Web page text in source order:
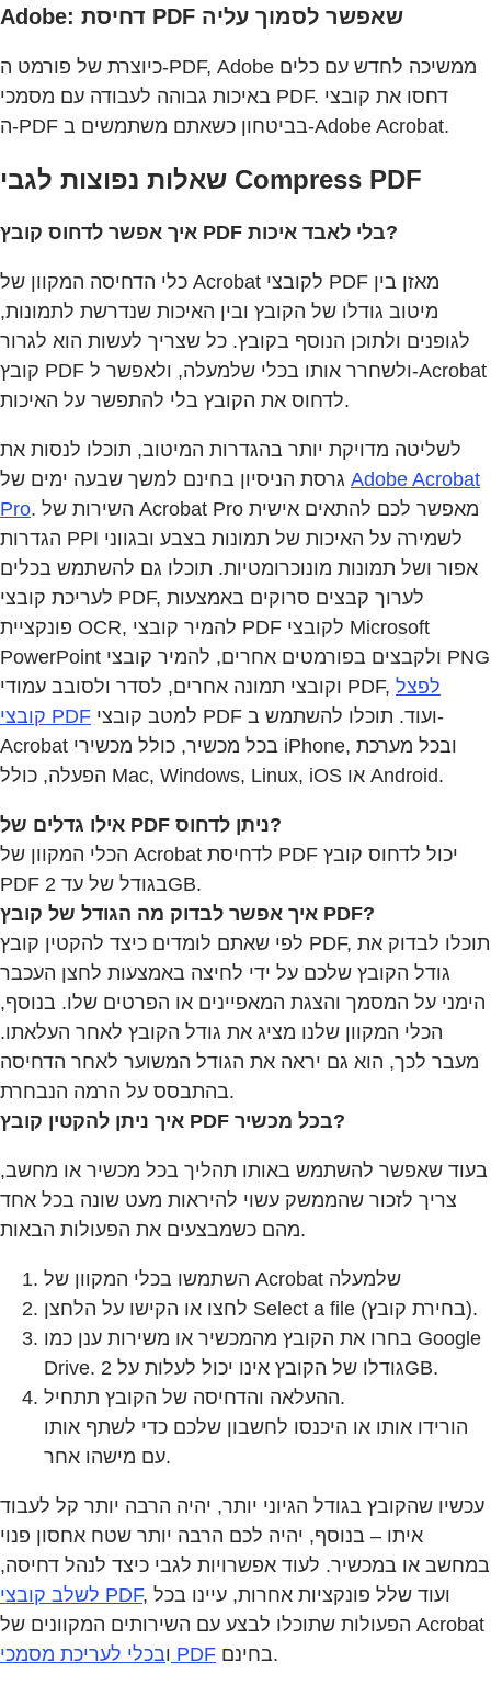
Adobe: דחיסת PDF שאפשר לסמוך עליה
כיוצרת של פורמט ה‑PDF, ‏Adobe ממשיכה לחדש עם כלים
באיכות גבוהה לעבודה עם מסמכי PDF. דחסו את קובצי
ה‑PDF בביטחון כשאתם משתמשים ב‑Adobe Acrobat.
שאלות נפוצות לגבי Compress PDF
איך אפשר לדחוס קובץ PDF בלי לאבד איכות?
כלי הדחיסה המקוון של Acrobat לקובצי PDF מאזן בין
מיטוב גודלו של הקובץ ובין האיכות שנדרשת לתמונות,
לגופנים ולתוכן הנוסף בקובץ. כל שצריך לעשות הוא לגרור
קובץ PDF ולשחרר אותו בכלי שלמעלה, ולאפשר ל-Acrobat
לדחוס את הקובץ בלי להתפשר על האיכות.
לשליטה מדויקת יותר בהגדרות המיטוב, תוכלו לנסות את
Adobe Acrobat
Pro. השירות של Acrobat Pro מאפשר לכם להתאים אישית
הגדרות PPI לשמירה על האיכות של תמונות בצבע ובגווני
אפור ושל תמונות מונוכרומטיות. תוכלו גם להשתמש בכלים
לעריכת קובצי PDF, לערוך קבצים סרוקים באמצעות
פונקציית OCR, להמיר קובצי PDF לקובצי Microsoft
PowerPoint ולקבצים בפורמטים אחרים, להמיר קובצי PNG
וקובצי תמונה אחרים, לסדר ולסובב עמודי PDF, לפצל
קובצי PDF
Acrobat בכל מכשיר, כולל מכשירי iPhone, ובכל מערכת
הפעלה, כולל Mac,‏ Windows,‏ Linux,‏ iOS או Android.
אילו גדלים של PDF ניתן לדחוס?
הכלי המקוון של Acrobat לדחיסת PDF יכול לדחוס קובץ
PDF בגודל של עד 2GB.
איך אפשר לבדוק מה הגודל של קובץ PDF?
לפי שאתם לומדים כיצד להקטין קובץ PDF, תוכלו לבדוק את
גודל הקובץ שלכם על ידי לחיצה באמצעות לחצן העכבר
הימני על המסמך והצגת המאפיינים או הפרטים שלו. בנוסף,
הכלי המקוון שלנו מציג את גודל הקובץ לאחר העלאתו.
מעבר לכך, הוא גם יראה את הגודל המשוער לאחר הדחיסה
בהתבסס על הרמה הנבחרת.
איך ניתן להקטין קובץ PDF בכל מכשיר?
בעוד שאפשר להשתמש באותו תהליך בכל מכשיר או מחשב,
צריך לזכור שהממשק עשוי להיראות מעט שונה בכל אחד
מהם כשמבצעים את הפעולות הבאות.
השתמשו בכלי המקוון של Acrobat שלמעלה
לחצו או הקישו על הלחצן Select a file (בחירת קובץ).
בחרו את הקובץ מהמכשיר או משירות ענן כמו Google
Drive. גודלו של הקובץ אינו יכול לעלות על 2GB.
ההעלאה והדחיסה של הקובץ תתחיל.
הורידו אותו או היכנסו לחשבון שלכם כדי לשתף אותו
עם מישהו אחר.
עכשיו שהקובץ בגודל הגיוני יותר, יהיה הרבה יותר קל לעבוד
איתו – בנוסף, יהיה לכם הרבה יותר שטח אחסון פנוי
במחשב או במכשיר. לעוד אפשרויות לגבי כיצד לנהל דחיסה,
לשלב קובצי PDF, ועוד שלל פונקציות אחרות, עיינו בכל
הפעולות שתוכלו לבצע עם השירותים המקוונים של Acrobat
ו בכלי לעריכת מסמכי PDF בחינם.